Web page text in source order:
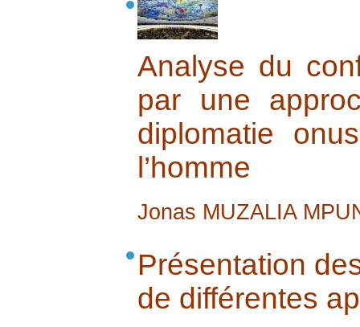
Analyse du
par une
diplomatie
l’homme
Jonas MUZALIA
Présentation
de différentes